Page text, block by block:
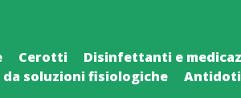
Cerotti Disinfettanti e
soluzioni fisiologiche
Antidoti